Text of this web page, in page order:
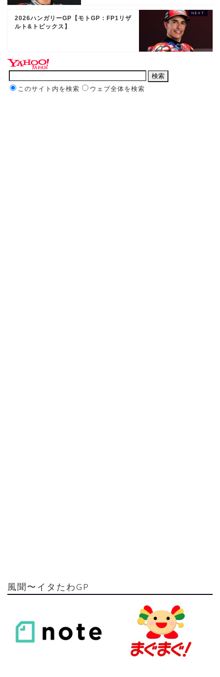
2026ハンガリーGP【モトGP：FP1リザ
ルト&トピックス】
このサイト内を検索 ウェブ全体を検索
風聞〜イタたわGP